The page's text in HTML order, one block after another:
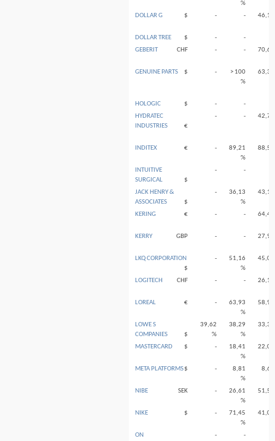
%
DOLLAR G
$ - -
46,12
DOLLAR TREE
$ - -
GEBERIT
CHF - -
70,61
GENUINE PARTS
$ -
> 100
%
63,36
HOLOGIC $ - -
HYDRATEC
INDUSTRIES
€
- -
42,74
INDITEX € -
89,21
%
88,59
INTUITIVE
SURGICAL
$
- -
JACK HENRY &
ASSOCIATES
$
-
36,13
%
43,12
KERING
€ - -
64,49
KERRY
GBP - -
27,94
LKQ CORPORATION
$
-
51,16
%
45,07
LOGITECH
CHF - -
26,10
LOREAL
€ -
63,93
%
58,90
LOWE S
COMPANIES
$
39,62
%
38,29
%
33,37
MASTERCARD
$ -
18,41
%
22,06
META PLATFORMS$ -
8,81
%
8,69
NIBE
SEK -
26,61
%
51,58
NIKE
$ -
71,45
%
41,00
ON
- -